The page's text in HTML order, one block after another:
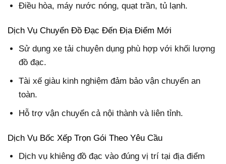
Điều hòa, máy nước nóng, quạt trần, tủ lạnh.
Dịch Vụ Chuyển Đồ Đạc Đến Địa Điểm Mới
Sử dụng xe tải chuyên dụng phù hợp với khối lượng
đồ đạc.
Tài xế giàu kinh nghiệm đảm bảo vận chuyển an
toàn.
Hỗ trợ vận chuyển cả nội thành và liên tỉnh.
Dịch Vụ Bốc Xếp Trọn Gói Theo Yêu Cầu
Dịch vụ khiêng đồ đạc vào đúng vị trí tại địa điểm